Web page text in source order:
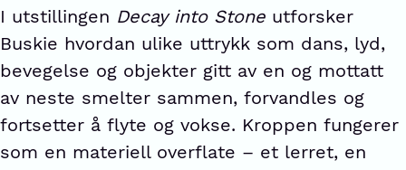
I utstillingen Decay into Stone utforsker
Buskie hvordan ulike uttrykk som dans, lyd,
bevegelse og objekter gitt av en og mottatt
av neste smelter sammen, forvandles og
fortsetter å flyte og vokse. Kroppen fungerer
som en materiell overflate – et lerret, en